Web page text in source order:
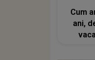
Cum
ani,